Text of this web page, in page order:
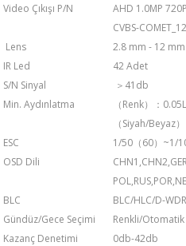
Video Çıkışı P/N
AHD 1.0MP 720P
CVBS-
Lens
2.8 mm - 12
IR Led
42 Adet
S/N Sinyal
＞41db
Min. Aydınlatma
（Renk）：
（Siyah/Beyaz
ESC
1/50（60）~1/
OSD Dili
BLC
BLC/HLC/D-WDR
Gündüz/Gece Seçimi
Renkli/Otomatik
Kazanç Denetimi
0db-42db